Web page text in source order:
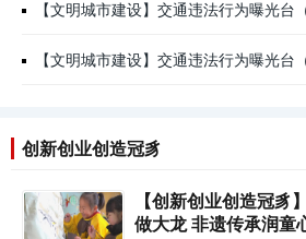
【文明城市建设】交通违法行为曝光台
【文明城市建设】交通违法行为曝光台
创新创业创造冠豸
【创新创业创造冠豸
做大龙 非遗传承润童